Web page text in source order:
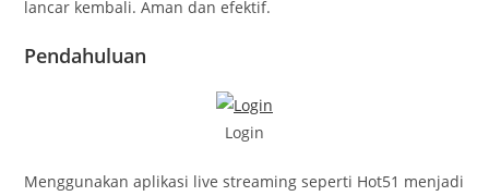
lancar kembali. Aman dan efektif.
Pendahuluan
Login
Menggunakan aplikasi live streaming seperti Hot51 menjadi